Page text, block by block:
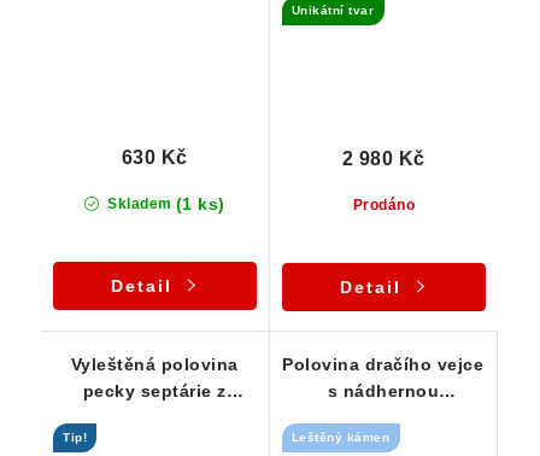
Skladem (1 ks)
630 Kč
Detail
Unikátní tvar
Prodáno
2 980 Kč
Detail
Vyleštěná polovina
pecky septárie z
Broumova - 857 g
Tip!
Polovina dračího vejce
s nádhernou
Leštěný kámen